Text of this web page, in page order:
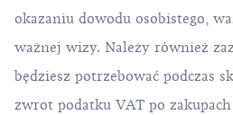
okazaniu dowodu osobistego,
ważnej wizy. Należy również
będziesz potrzebować podczas
zwrot podatku VAT po